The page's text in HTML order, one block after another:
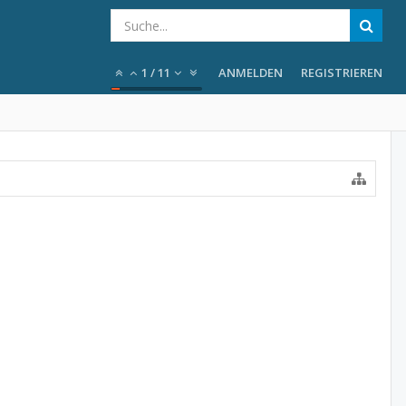
1 /11 ANMELDEN REGISTRIEREN